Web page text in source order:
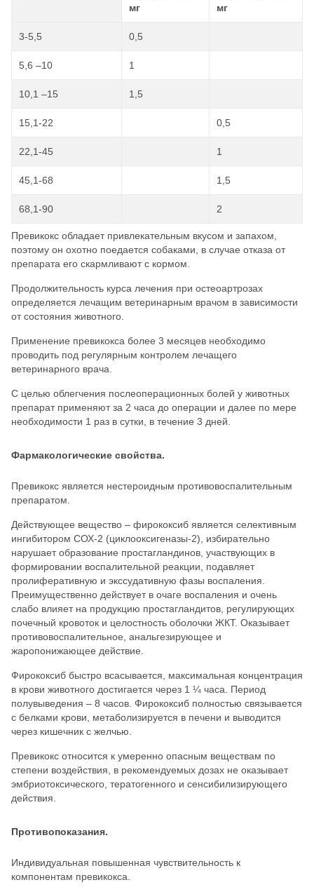
мг
мг
3-5,5 0,5
5,6 –10 1
10,1 –15 1,5
15,1-22 0,5
22,1-45 1
45,1-68 1,5
68,1-90 2
Превикокс обладает привлекательным вкусом и запахом,
поэтому он охотно поедается собаками, в случае отказа от
препарата его скармливают с кормом.
Продолжительность курса лечения при остеоартрозах
определяется лечащим ветеринарным врачом в зависимости
от состояния животного.
Применение превикокса более 3 месяцев необходимо
проводить под регулярным контролем лечащего
ветеринарного врача.
С целью облегчения послеоперационных болей у животных
препарат применяют за 2 часа до операции и далее по мере
необходимости 1 раз в сутки, в течение 3 дней.
Фармакологические свойства.
Превикокс является нестероидным противовоспалительным
препаратом.
Действующее вещество – фирококсиб является селективным
ингибитором СОХ-2 (циклооксигеназы-2), избирательно
нарушает образование простагландинов, участвующих в
формировании воспалительной реакции, подавляет
пролиферативную и экссудативную фазы воспаления.
Преимущественно действует в очаге воспаления и очень
слабо влияет на продукцию простагландитов, регулирующих
почечный кровоток и целостность оболочки ЖКТ. Оказывает
противовоспалительное, анальгезирующее и
жаропонижающее действие.
Фирококсиб быстро всасывается, максимальная концентрация
в крови животного достигается через 1 ¼ часа. Период
полувыведения – 8 часов. Фирококсиб полностью связывается
с белками крови, метаболизируется в печени и выводится
через кишечник с желчью.
Превикокс относится к умеренно опасным веществам по
степени воздействия, в рекомендуемых дозах не оказывает
эмбриотоксического, тератогенного и сенсибилизирующего
действия.
Противопоказания.
Индивидуальная повышенная чувствительность к
компонентам превикокса.